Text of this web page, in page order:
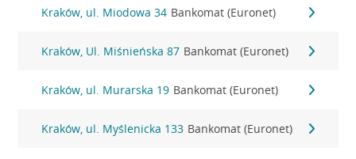
Kraków, ul. Miodowa 34 Bankomat (Euronet)
Kraków, Ul. Miśnieńska 87 Bankomat (Euronet)
Kraków, ul. Murarska 19 Bankomat (Euronet)
Kraków, ul. Myślenicka 133 Bankomat (Euronet)